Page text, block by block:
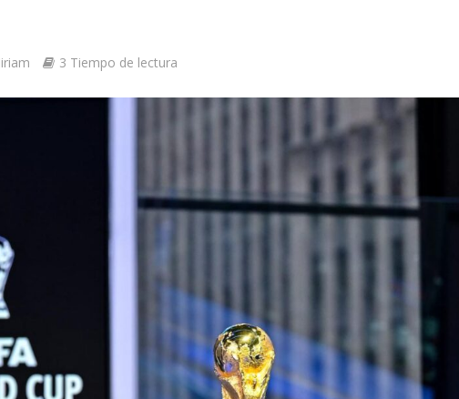
3 Tiempo de lectura